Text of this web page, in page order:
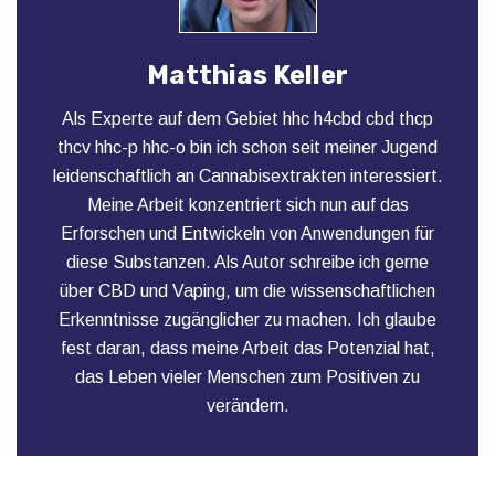
Matthias Keller
Als Experte auf dem Gebiet hhc h4cbd cbd thcp
thcv hhc-p hhc-o bin ich schon seit meiner Jugend
leidenschaftlich an Cannabisextrakten interessiert.
Meine Arbeit konzentriert sich nun auf das
Erforschen und Entwickeln von Anwendungen für
diese Substanzen. Als Autor schreibe ich gerne
über CBD und Vaping, um die wissenschaftlichen
Erkenntnisse zugänglicher zu machen. Ich glaube
fest daran, dass meine Arbeit das Potenzial hat,
das Leben vieler Menschen zum Positiven zu
verändern.